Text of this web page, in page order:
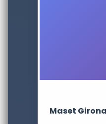
Maset Girona